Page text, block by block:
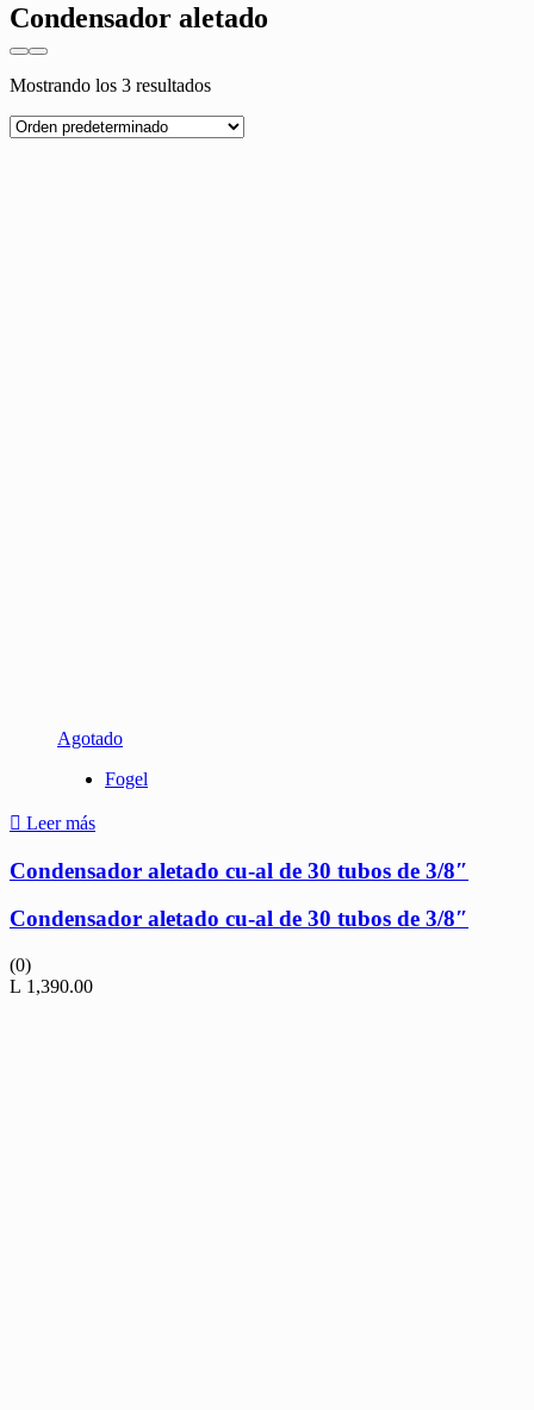
Condensador aletado
Mostrando los 3 resultados
Agotado
Fogel
Leer más
Condensador aletado cu-al de 30 tubos de 3/8″
Condensador aletado cu-al de 30 tubos de 3/8″
(0)
L 1,390.00